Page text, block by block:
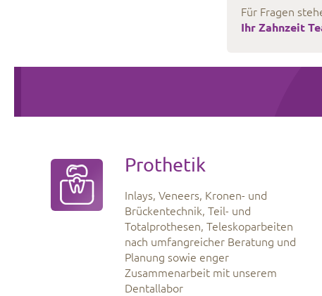
Für Fragen
Ihr Zahnzeit
Prothetik
Inlays, Veneers, Kronen- und
Brückentechnik, Teil- und
Totalprothesen, Teleskoparbeiten
nach umfangreicher Beratung und
Planung sowie enger
Zusammenarbeit mit unserem
Dentallabor